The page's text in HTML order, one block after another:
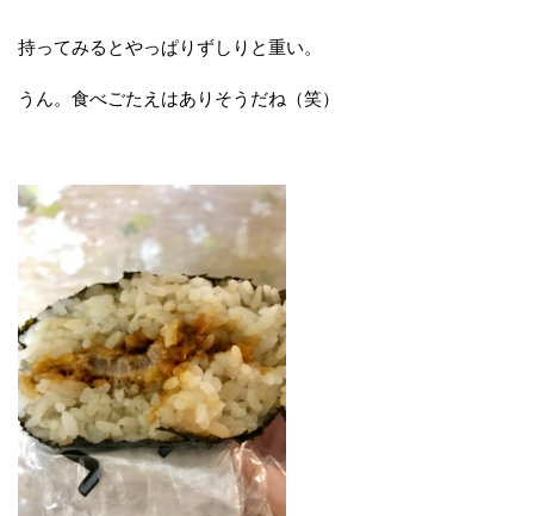
持ってみるとやっぱりずしりと重い。
うん。食べごたえはありそうだね（笑）